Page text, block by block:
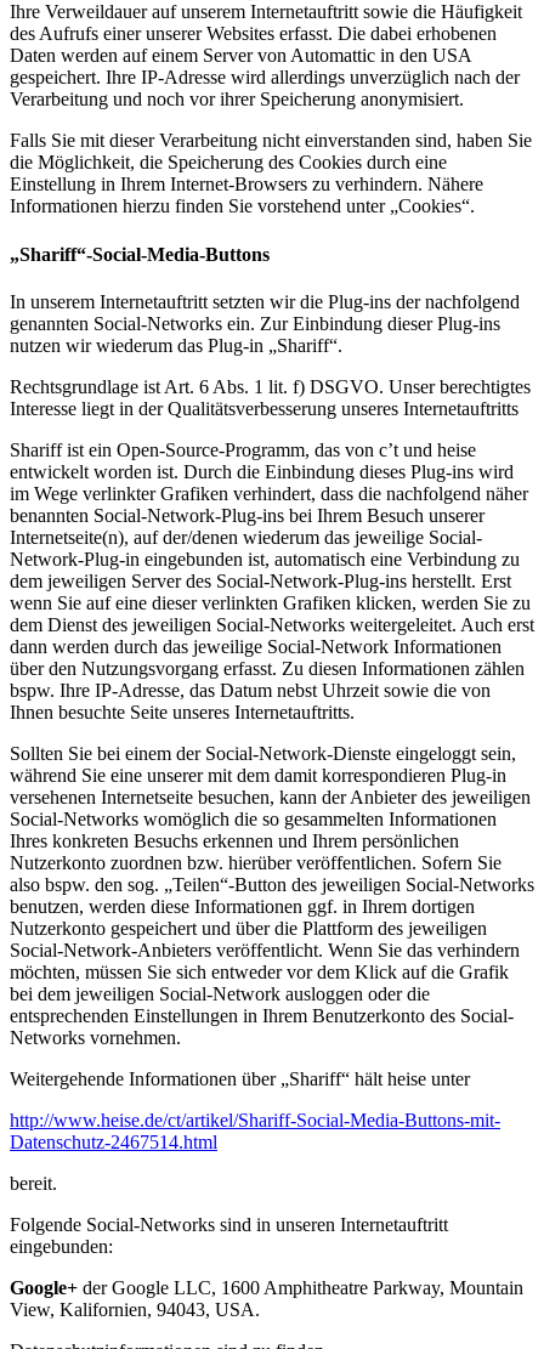
Ihre Verweildauer auf unserem Internetauftritt sowie die Häufigkeit
des Aufrufs einer unserer Websites erfasst. Die dabei erhobenen
Daten werden auf einem Server von Automattic in den USA
gespeichert. Ihre IP-Adresse wird allerdings unverzüglich nach der
Verarbeitung und noch vor ihrer Speicherung anonymisiert.
Falls Sie mit dieser Verarbeitung nicht einverstanden sind, haben Sie
die Möglichkeit, die Speicherung des Cookies durch eine
Einstellung in Ihrem Internet-Browsers zu verhindern. Nähere
Informationen hierzu finden Sie vorstehend unter „Cookies“.
„Shariff“-Social-Media-Buttons
In unserem Internetauftritt setzten wir die Plug-ins der nachfolgend
genannten Social-Networks ein. Zur Einbindung dieser Plug-ins
nutzen wir wiederum das Plug-in „Shariff“.
Rechtsgrundlage ist Art. 6 Abs. 1 lit. f) DSGVO. Unser berechtigtes
Interesse liegt in der Qualitätsverbesserung unseres Internetauftritts
Shariff ist ein Open-Source-Programm, das von c’t und heise
entwickelt worden ist. Durch die Einbindung dieses Plug-ins wird
im Wege verlinkter Grafiken verhindert, dass die nachfolgend näher
benannten Social-Network-Plug-ins bei Ihrem Besuch unserer
Internetseite(n), auf der/denen wiederum das jeweilige Social-
Network-Plug-in eingebunden ist, automatisch eine Verbindung zu
dem jeweiligen Server des Social-Network-Plug-ins herstellt. Erst
wenn Sie auf eine dieser verlinkten Grafiken klicken, werden Sie zu
dem Dienst des jeweiligen Social-Networks weitergeleitet. Auch erst
dann werden durch das jeweilige Social-Network Informationen
über den Nutzungsvorgang erfasst. Zu diesen Informationen zählen
bspw. Ihre IP-Adresse, das Datum nebst Uhrzeit sowie die von
Ihnen besuchte Seite unseres Internetauftritts.
Sollten Sie bei einem der Social-Network-Dienste eingeloggt sein,
während Sie eine unserer mit dem damit korrespondieren Plug-in
versehenen Internetseite besuchen, kann der Anbieter des jeweiligen
Social-Networks womöglich die so gesammelten Informationen
Ihres konkreten Besuchs erkennen und Ihrem persönlichen
Nutzerkonto zuordnen bzw. hierüber veröffentlichen. Sofern Sie
also bspw. den sog. „Teilen“-Button des jeweiligen Social-Networks
benutzen, werden diese Informationen ggf. in Ihrem dortigen
Nutzerkonto gespeichert und über die Plattform des jeweiligen
Social-Network-Anbieters veröffentlicht. Wenn Sie das verhindern
möchten, müssen Sie sich entweder vor dem Klick auf die Grafik
bei dem jeweiligen Social-Network ausloggen oder die
entsprechenden Einstellungen in Ihrem Benutzerkonto des Social-
Networks vornehmen.
Weitergehende Informationen über „Shariff“ hält heise unter
http://www.heise.de/ct/artikel/Shariff-Social-Media-Buttons-mit-
Datenschutz-2467514.html
bereit.
Folgende Social-Networks sind in unseren Internetauftritt
eingebunden:
Google+ der Google LLC, 1600 Amphitheatre Parkway, Mountain
View, Kalifornien, 94043, USA.